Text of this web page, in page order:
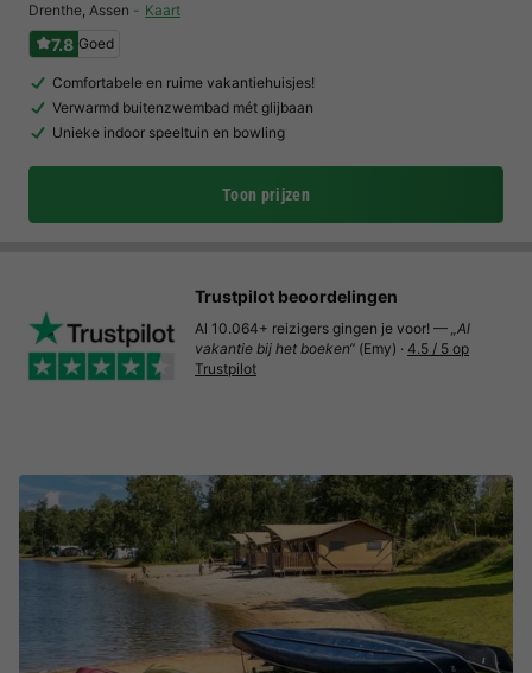
Drenthe, Assen Kaart
7.8 Goed
Comfortabele en ruime vakantiehuisjes!
Verwarmd buitenzwembad mét glijbaan
Unieke indoor speeltuin en bowling
Toon prijzen
Trustpilot beoordelingen
Al 10.064+ reizigers gingen je voor! — „Al
vakantie bij het boeken“ (Emy) · 4.5 / 5 op
Trustpilot